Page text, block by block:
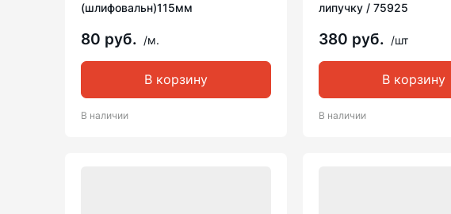
(шлифовальн)115мм
80 руб. /м.
В корзину
В наличии
липучку / 75925
380 руб. /шт
В корзину
В наличии